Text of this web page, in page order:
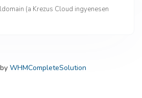
(a Krezus Cloud ingyenesen
WHMCompleteSolution